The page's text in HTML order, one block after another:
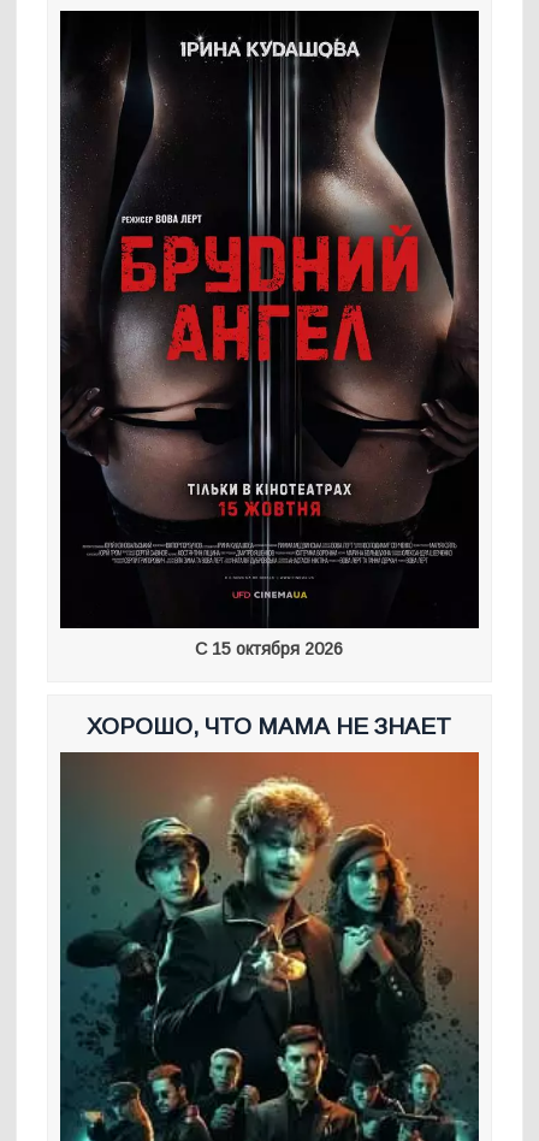
С 15 октября 2026
ХОРОШО, ЧТО МАМА НЕ ЗНАЕТ